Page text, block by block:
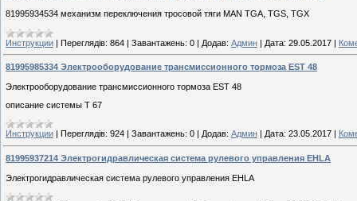
81995934534 механизм переключения тросовой тяги MAN TGA, TGS, TGX
Инструкции | Переглядів: 864 | Завантажень: 0 | Додав: Админ | Дата: 29.05.2017 |
81995985334 Электрооборудование трансмиссионного тормоза EST 48
Электрооборудование трансмиссионного тормоза EST 48
описание системы Т 67
Инструкции Переглядів: 924 Завантажень: 0 Додав: Админ Дата: 23.05.2017
81995937214 Электрогидравлическая система рулевого управления EHLA
Электрогидравлическая система рулевого управления EHLA